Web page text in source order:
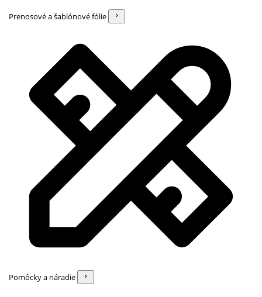
Prenosové a šablónové fólie
Pomôcky a náradie